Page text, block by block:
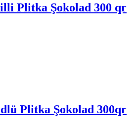
Plitka Şokolad 300 qr
Plitka Şokolad 300qr